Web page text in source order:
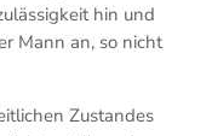
hin und
Mann an, so nicht
Zustandes